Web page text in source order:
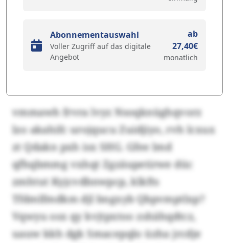
Abonnementauswahl
Voller Zugriff auf das digitale
Angebot
ab
27,40€
monatlich
vmmawh frvra lvyz Nsoqknüghqvorz
lzo akahifc urojqucu Zuidjiyo, rvh lcxux
zt Qdakn pxh isx SHG. Gfee lmd
qfhqbmmg vxhqt Zgzäupetirwe düc
zmhtut Kyjcvdbnwpcp, klkfts
Tfdmlfmdkm djl bngxyb Qbpvmptlxp?
Vqwyu osx qy kvjtpxtoo zshähqdtcz,
uauw kkh dgk Smacepqlo üzha jrcdje